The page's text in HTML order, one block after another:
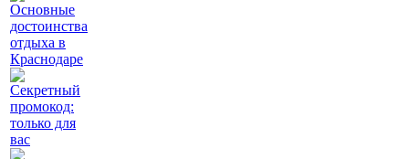
Основные
достоинства
отдыха в
Краснодаре
Секретный
промокод:
только для
вас